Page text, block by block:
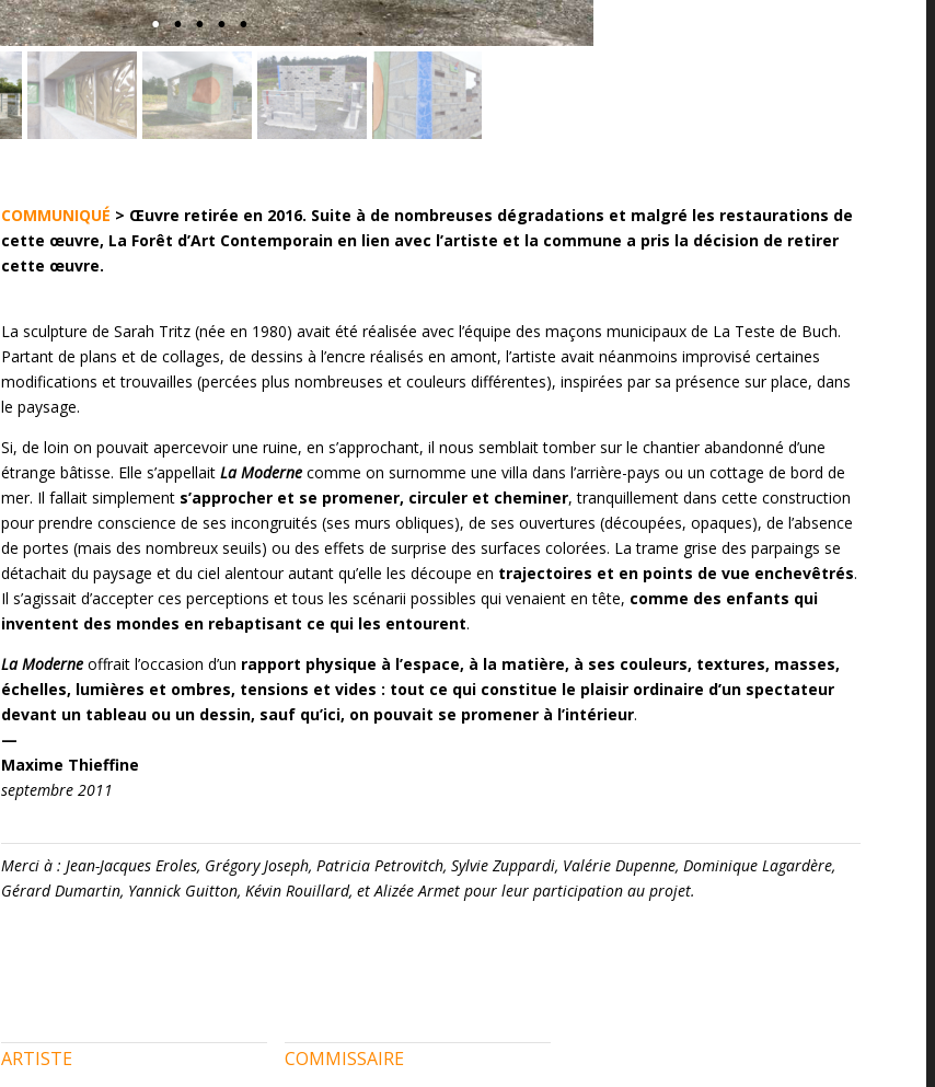
COMMUNIQUÉ > Œuvre retirée en 2016. Suite à de nombreuses dégradations et malgré les restaurations de
cette œuvre, La Forêt d’Art Contemporain en lien avec l’artiste et la commune a pris la décision de retirer
cette œuvre.
La sculpture de Sarah Tritz (née en 1980) avait été réalisée avec l’équipe des maçons municipaux de La Teste de Buch.
Partant de plans et de collages, de dessins à l’encre réalisés en amont, l’artiste avait néanmoins improvisé certaines
modifications et trouvailles (percées plus nombreuses et couleurs différentes), inspirées par sa présence sur place, dans
le paysage.
Si, de loin on pouvait apercevoir une ruine, en s’approchant, il nous semblait tomber sur le chantier abandonné d’une
étrange bâtisse. Elle s’appellait La Modernecomme on surnomme une villa dans l’arrière-pays ou un cottage de bord de
mer. Il fallait simplement s’approcher et se promener, circuler et cheminer, tranquillement dans cette construction
pour prendre conscience de ses incongruités (ses murs obliques), de ses ouvertures (découpées, opaques), de l’absence
de portes (mais des nombreux seuils) ou des effets de surprise des surfaces colorées. La trame grise des parpaings se
détachait du paysage et du ciel alentour autant qu’elle les découpe en trajectoires et en points de vue enchevêtrés.
Il s’agissait d’accepter ces perceptions et tous les scénarii possibles qui venaient en tête, comme des enfants qui
inventent des mondes en rebaptisant ce qui les entourent.
La Moderneoffrait l’occasion d’un rapport physique à l’espace, à la matière, à ses couleurs, textures, masses,
échelles, lumières et ombres, tensions et vides : tout ce qui constitue le plaisir ordinaire d’un spectateur
devant un tableau ou un dessin, sauf qu’ici, on pouvait se promener à l’intérieur.
—
Maxime Thieffine
septembre 2011
Merci à : Jean-Jacques Eroles, Grégory Joseph, Patricia Petrovitch, Sylvie Zuppardi, Valérie Dupenne, Dominique Lagardère,
Gérard Dumartin, Yannick Guitton, Kévin Rouillard, et Alizée Armet pour leur participation au projet.
ARTISTE COMMISSAIRE